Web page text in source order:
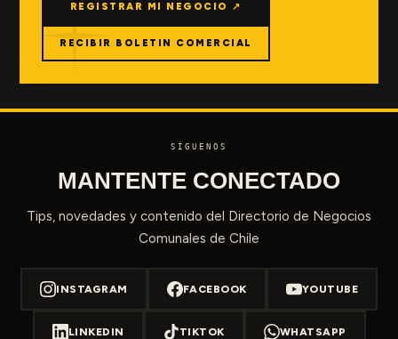
REGISTRAR MI NEGOCIO ↗
RECIBIR BOLETIN COMERCIAL
SÍGUENOS
MANTENTE CONECTADO
Tips, novedades y contenido del Directorio de Negocios
Comunales de Chile
INSTAGRAM FACEBOOK YOUTUBE
LINKEDIN TIKTOK WHATSAPP